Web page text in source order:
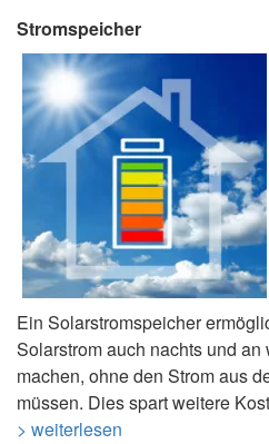
Stromspeicher
Ein Solarstromspeicher
Solarstrom auch nachts und
machen, ohne den Strom aus
müssen. Dies spart weitere
> weiterlesen